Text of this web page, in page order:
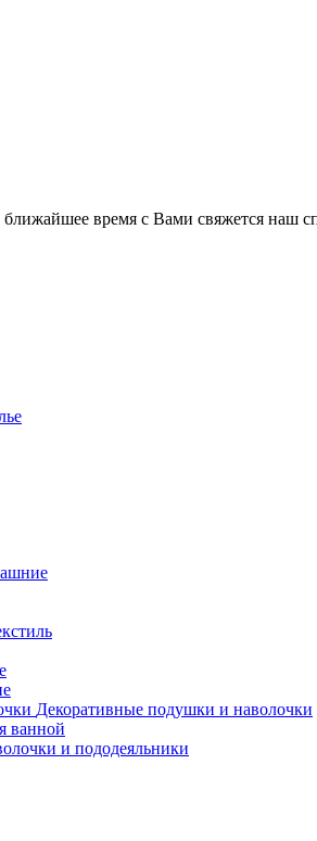
время с Вами свяжется наш
Декоративные подушки и наволочки
ванной
и пододеяльники